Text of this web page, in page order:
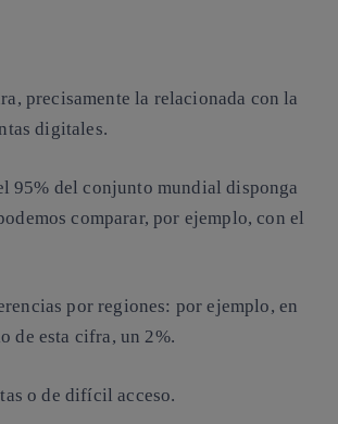
precisamente la relacionada con la
digitales.
95% del conjunto mundial disponga
comparar, por ejemplo, con el
por regiones: por ejemplo, en
de esta cifra, un 2%.
o de difícil acceso.